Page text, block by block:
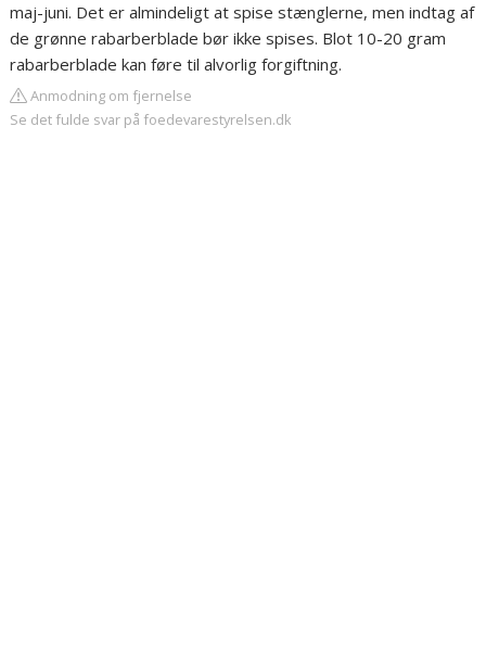
maj-juni. Det er almindeligt at spise stænglerne, men indtag af
de grønne rabarberblade bør ikke spises. Blot 10-20 gram
rabarberblade kan føre til alvorlig forgiftning.
Anmodning om fjernelse
Se det fulde svar på foedevarestyrelsen.dk